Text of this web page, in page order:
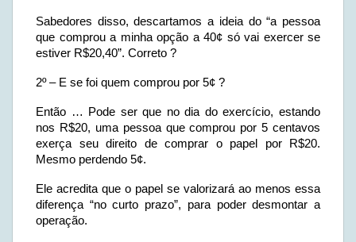
Sabedores disso, descartamos a ideia do “a pessoa
que comprou a minha opção a 40¢ só vai exercer se
estiver R$20,40”. Correto ?
2º – E se foi quem comprou por 5¢ ?
Então … Pode ser que no dia do exercício, estando
nos R$20, uma pessoa que comprou por 5 centavos
exerça seu direito de comprar o papel por R$20.
Mesmo perdendo 5¢.
Ele acredita que o papel se valorizará ao menos essa
diferença “no curto prazo”, para poder desmontar a
operação.